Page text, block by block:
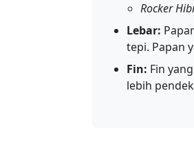
Rocker
Lebar:
tepi. Papan
Fin: Fin
lebih